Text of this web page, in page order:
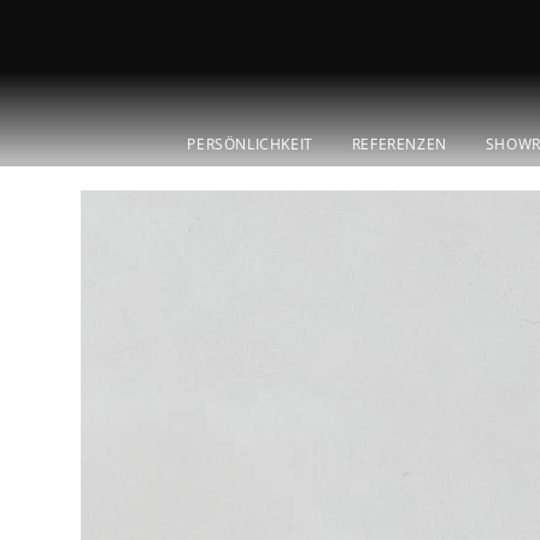
PERSÖNLICHKEIT REFERENZEN